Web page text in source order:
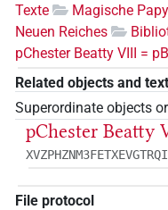
Texte Magische
Neuen Reiches
pChester Beatty VIII =
Related objects and
Superordinate objects
pChester Beatty
File protocol